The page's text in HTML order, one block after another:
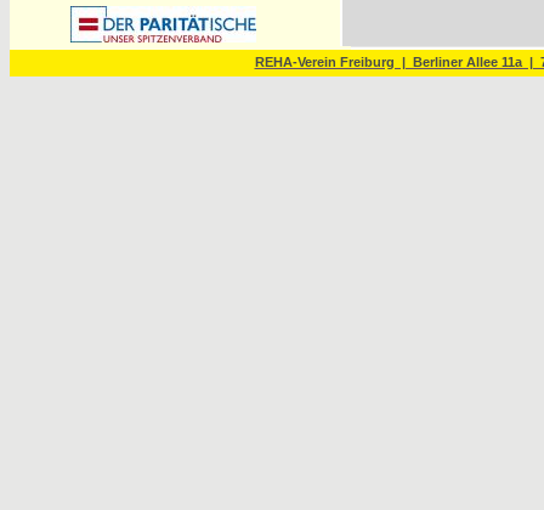
REHA-Verein Freiburg | Berliner Allee 11a |